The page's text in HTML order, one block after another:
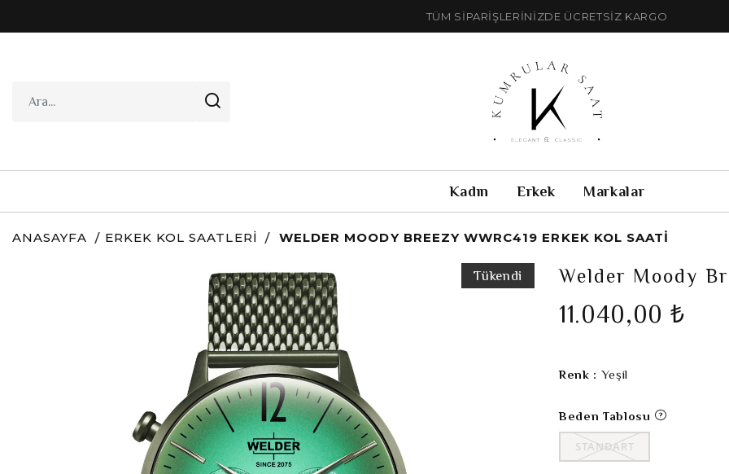
TÜM SİPARİŞLERİNİZDE ÜCRETSİZ KARGO
Kadın Erkek Markalar
ANASAYFA ERKEK KOL SAATLERI WELDER MOODY BREEZY WWRC419 ERKEK KOL SAATI
Tükendi Welder Moody
11.040,00 ₺
Renk : Yeşil
Beden Tablosu
STANDART